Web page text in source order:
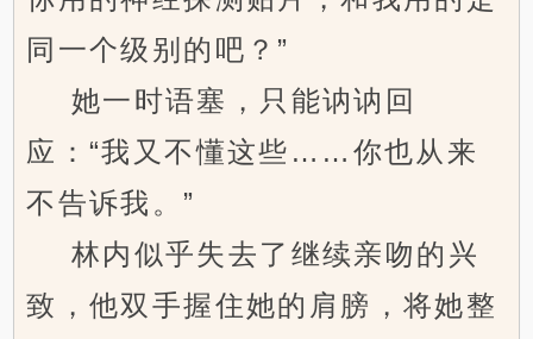
同一个级别的吧？”
她一时语塞，只能讷讷回
应：“我又不懂这些……你也从来
不告诉我。”
林内似乎失去了继续亲吻的兴
致，他双手握住她的肩膀，将她整